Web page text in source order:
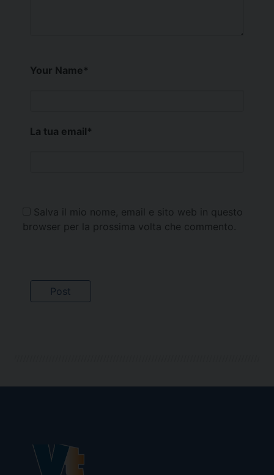
Your Name*
La tua email*
Salva il mio nome, email e sito web in questo
browser per la prossima volta che commento.